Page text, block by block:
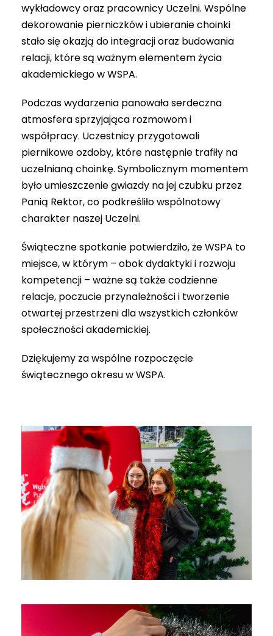
wykładowcy oraz pracownicy Uczelni. Wspólne
dekorowanie pierniczków i ubieranie choinki
stało się okazją do integracji oraz budowania
relacji, które są ważnym elementem życia
akademickiego w WSPA.
Podczas wydarzenia panowała serdeczna
atmosfera sprzyjająca rozmowom i
współpracy. Uczestnicy przygotowali
piernikowe ozdoby, które następnie trafiły na
uczelnianą choinkę. Symbolicznym momentem
było umieszczenie gwiazdy na jej czubku przez
Panią Rektor, co podkreśliło wspólnotowy
charakter naszej Uczelni.
Świąteczne spotkanie potwierdziło, że WSPA to
miejsce, w którym – obok dydaktyki i rozwoju
kompetencji – ważne są także codzienne
relacje, poczucie przynależności i tworzenie
otwartej przestrzeni dla wszystkich członków
społeczności akademickiej.
Dziękujemy za wspólne rozpoczęcie
świątecznego okresu w WSPA.